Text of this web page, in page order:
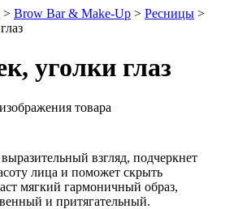
> Brow Bar & Make-Up > Ресницы >
уголки глаз
взгляд, подчеркнет
лица и поможет скрыть
мягкий гармоничный образ,
и притягательный.